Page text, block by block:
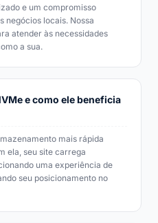
e um compromisso
negócios locais. Nossa
atender às necessidades
a sua.
e como ele beneficia
mais rápida
ela, seu site carrega
uma experiência de
seu posicionamento no